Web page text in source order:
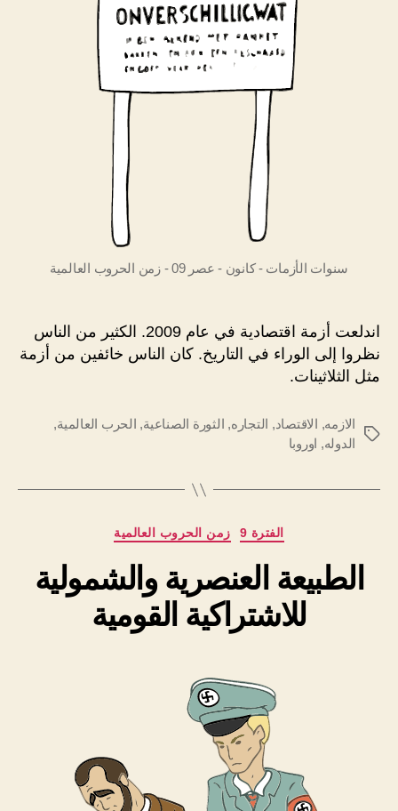
سنوات الأزمات - كانون - عصر 09 - زمن الحروب العالمية
اندلعت أزمة اقتصادية في عام 2009. الكثير من الناس
نظروا إلى الوراء في التاريخ. كان الناس خائفين من أزمة
مثل الثلاثينات.
الوسوم
الازمه, الاقتصاد, التجاره, الثورة الصناعية, الحرب العالمية,
الدوله, اوروبا
التصنيفات الفترة 9 زمن الحروب العالمية
الطبيعة العنصرية والشمولية
للاشتراكية القومية